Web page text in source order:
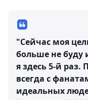
"Сейчас моя
больше не буду
я здесь 5-й раз.
всегда с
идеальных